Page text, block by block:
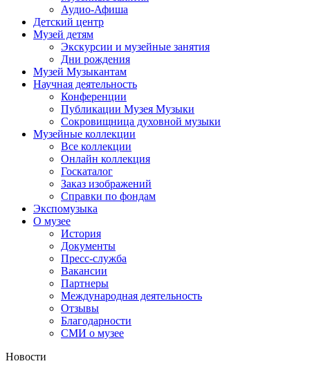
Аудио-Афиша
Детский центр
Музей детям
Экскурсии и музейные занятия
Дни рождения
Музей Музыкантам
Научная деятельность
Конференции
Публикации Музея Музыки
Сокровищница духовной музыки
Музейные коллекции
Все коллекции
Онлайн коллекция
Госкаталог
Заказ изображений
Справки по фондам
Экспомузыка
О музее
История
Документы
Пресс-служба
Вакансии
Партнеры
Международная деятельность
Отзывы
Благодарности
СМИ о музее
Новости